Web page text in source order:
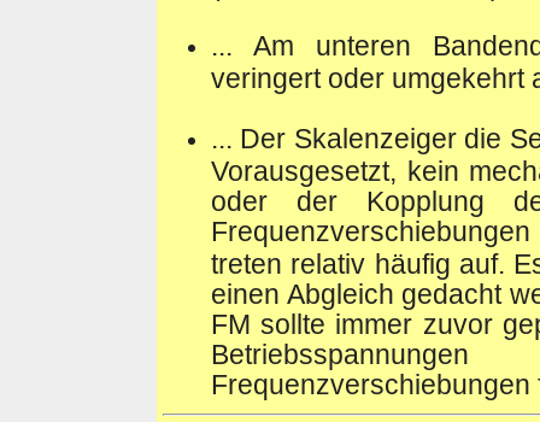
... Am unteren
veringert oder umgekehrt
... Der Skalenzeiger die
Vorausgesetzt, kein
oder der Kopplung
treten relativ häufig auf.
einen Abgleich gedacht
FM sollte immer zuvor
Frequenzverschiebungen